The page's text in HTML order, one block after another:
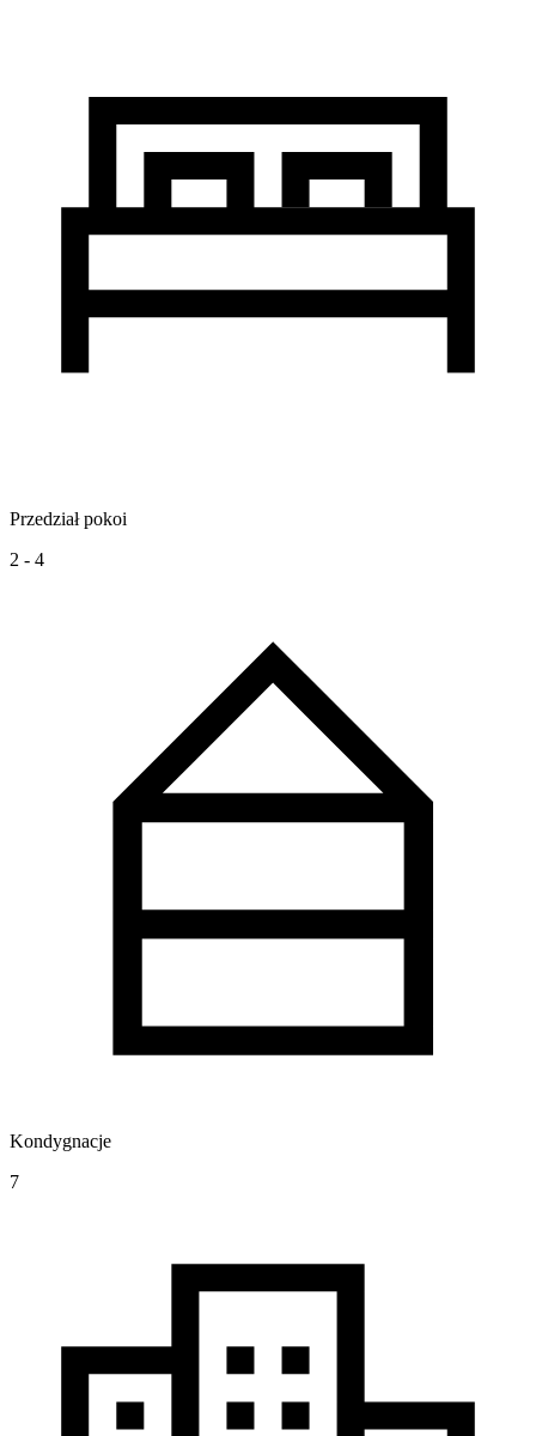
Przedział pokoi
2 - 4
Kondygnacje
7